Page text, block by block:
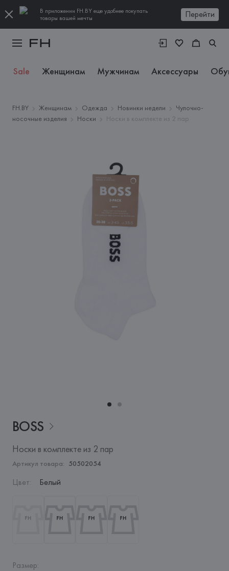
В приложении FH.BY еще удобнее покупать
товары вашей мечты
Перейти
Sale Женщинам Мужчинам Аксессуары
FH.BY Женщинам Одежда Новинки недели
Чулочно-
носочные изделия
Носки Носки в комплекте из 2 пар
BOSS
Носки в комплекте из 2 пар
Артикул товара: 50502054
Цвет: Белый
Размер: